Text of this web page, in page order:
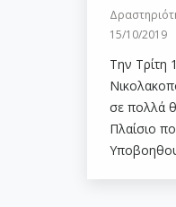
15/10/2019
Την Τρίτη
σε πολλά
Πλαίσιο